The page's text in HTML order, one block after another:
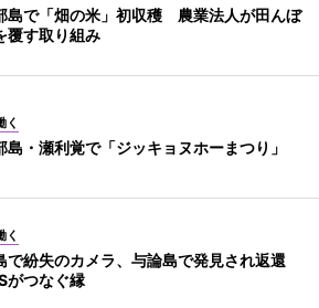
島で「畑の米」初収穫 農業法人が田んぼ
覆す取り組み
く
島・瀬利覚で「ジッキョヌホーまつり」
く
で紛失のカメラ、与論島で発見され返還
がつなぐ縁